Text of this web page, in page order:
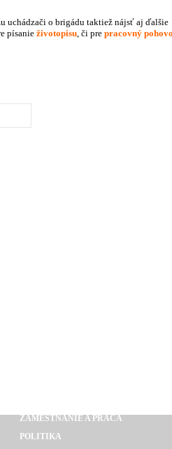
uchádzači o brigádu taktiež nájsť aj ďalšie
písanie životopisu, či pre pracovný
ZAMESTNANIE A PRÁCA
POLITIKA